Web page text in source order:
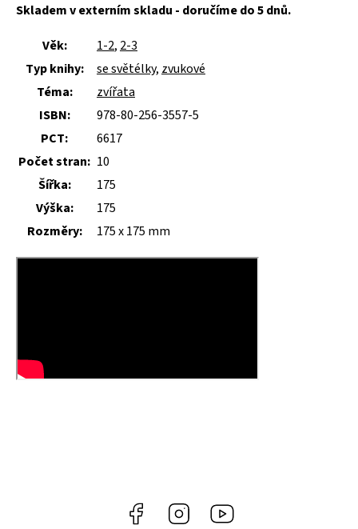
Skladem v externím skladu - doručíme do 5 dnů.
Věk:
1-2, 2-3
Typ knihy:
se světélky, zvukové
Téma:
zvířata
ISBN:
978-80-256-3557-5
PCT:
6617
Počet stran: 10
Šířka:
175
Výška:
175
Rozměry:
175 x 175 mm
Facebook Instagram